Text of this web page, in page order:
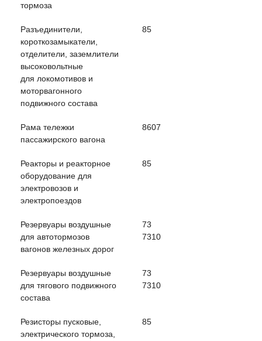
тормоза
Разъединители,
короткозамыкатели,
отделители, заземлители
высоковольтные
для локомотивов и
моторвагонного
подвижного состава
85
Рама тележки
пассажирского вагона
8607
Реакторы и реакторное
оборудование для
электровозов и
электропоездов
85
Резервуары воздушные
для автотормозов
вагонов железных дорог
73
7310
Резервуары воздушные
для тягового подвижного
состава
73
7310
Резисторы пусковые,
электрического тормоза,
85